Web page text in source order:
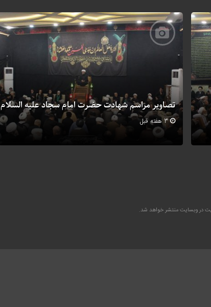
تصاویر مراسم شهادت حضرت امام سجاد علیه السلام
3 هفته قبل
در وبسایت منتشر خواهد شد.